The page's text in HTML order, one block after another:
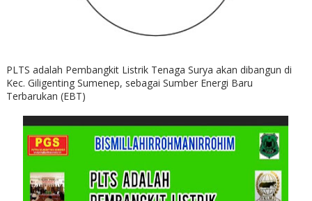
PLTS adalah Pembangkit Listrik Tenaga Surya akan dibangun di
Kec. Giligenting Sumenep, sebagai Sumber Energi Baru
Terbarukan (EBT)